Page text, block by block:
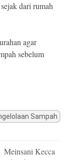
dari rumah
agar
sebelum
Sampah
Meinsani Kecca